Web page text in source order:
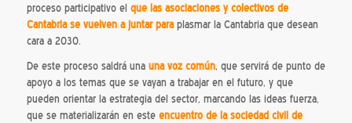
proceso participativo el que las asociaciones y colectivos de
Cantabria se vuelven a juntar paraplasmar la Cantabria que desean
cara a 2030.
De este proceso saldrá una una voz común, que servirá de punto de
apoyo a los temas que se vayan a trabajar en el futuro, y que
pueden orientar la estrategia del sector, marcando las ideas fuerza,
que se materializarán en esteencuentro de la sociedad civil de